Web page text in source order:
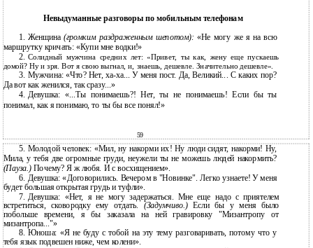
Невыдуманные разговоры по мобильным телефонам
1. Женщина(громким раздраженным шепотом): «Не могу же я на всю
маршрутку кричать: «Купи мне водки!»
2. Солидный мужчина средних лет: «Привет, ты как, жену еще пускаешь
домой? Ну и зря. Вот я свою выгнал, и, знаешь, дешевле. Значительно дешевле».
3. Мужчина: «Что? Нет,ха-ха... У меня пост. Да, Великий... С каких пор?
Да вот как женился, так сразу...»
4. Девушка: «...Ты понимаешь?! Нет, ты не понимаешь! Если бы ты
понимал, как я понимаю, то ты бы все понял!»
59
5. Молодой человек: «Мил, ну накорми их! Ну люди сидят, накорми! Ну,
Мила, у тебя две огромные груди, неужели ты не можешь людей накормить?
(Пауза.) Почему? Я ж любя. И с восхищением».
6. Девушка: «Договорились. Вечером в "Новинке". Легко узнаете! У меня
будет большая открытая грудь и туфли».
7.
Девушка: «Нет, я не могу задержаться. Мне еще надо с приятелем
встретиться, сковородку ему отдать. (Задумчиво.)Если бы у меня было
побольше времени, я бы заказала на ней гравировку "Мизантропу от
мизантропа..."»
8. Юноша: «Я не буду с тобой на эту тему разговаривать, потому что у
тебя язык подвешен ниже, чем колени».